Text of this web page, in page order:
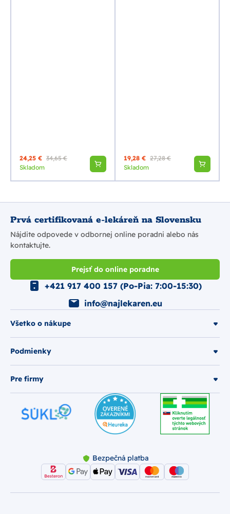
24,25 € 34,65 €
Skladom
19,28 € 27,28 €
Skladom
Prvá certifikovaná e-lekáreň na Slovensku
Nájdite odpovede v odbornej online poradni alebo nás
kontaktujte.
Prejsť do online poradne
Všetko o nákupe
Podmienky
Pre firmy
+421 917 400 157 (Po-Pia: 7:00-15:30)
info@najlekaren.eu
Bezpečná platba